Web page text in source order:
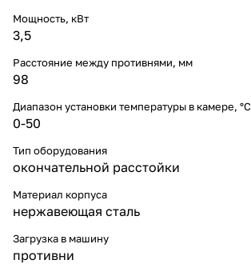
Мощность, кВт
3,5
Расстояние между противнями, мм
98
Диапазон установки температуры в камере, °С
0-50
Тип оборудования
окончательной расстойки
Материал корпуса
нержавеющая сталь
Загрузка в машину
противни